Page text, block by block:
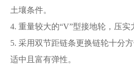
土壤条件。
4. 重量较大的“V”型接地轮，压实
5. 采用双节距链条更换链轮十分
适中且富有弹性。